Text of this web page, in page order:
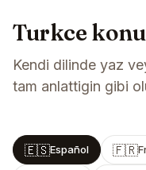
Turkce
Kendi dilinde yaz
tam anlattigin gibi
🇪🇸Español 🇫🇷